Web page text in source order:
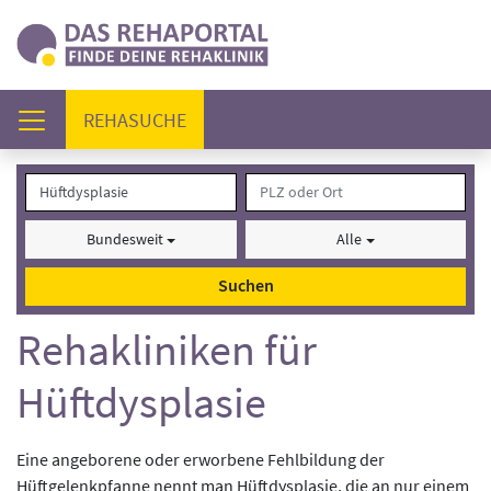
REHASUCHE(AKTUELL)
Bundesweit Alle
Suchen
Rehakliniken für
Hüftdysplasie
Eine angeborene oder erworbene Fehlbildung der
Hüftgelenkpfanne nennt man Hüftdysplasie, die an nur einem